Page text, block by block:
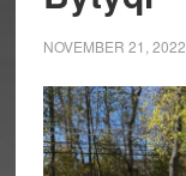
NOVEMBER 21, 2022